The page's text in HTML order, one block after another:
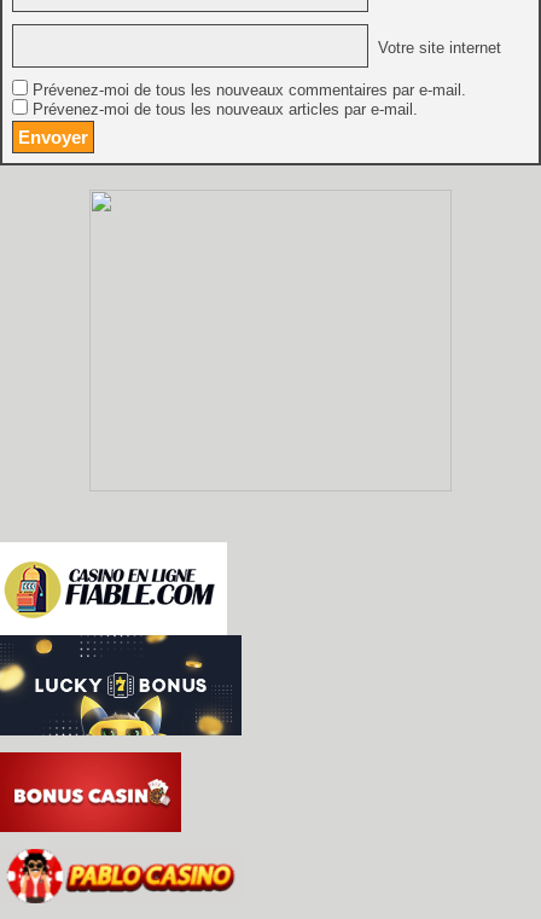
Votre site internet
Prévenez-moi de tous les nouveaux commentaires par e-mail.
Prévenez-moi de tous les nouveaux articles par e-mail.